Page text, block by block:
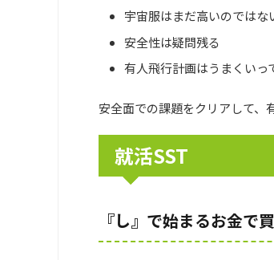
宇宙服はまだ高いのではな
安全性は疑問残る
有人飛行計画はうまくいっ
安全面での課題をクリアして、
就活SST
『し』で始まるお金で